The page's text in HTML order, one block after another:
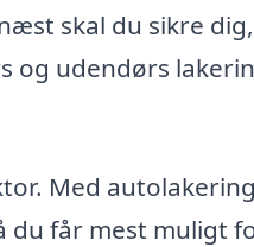
skal du sikre
og udendørs
Med
får mest muligt